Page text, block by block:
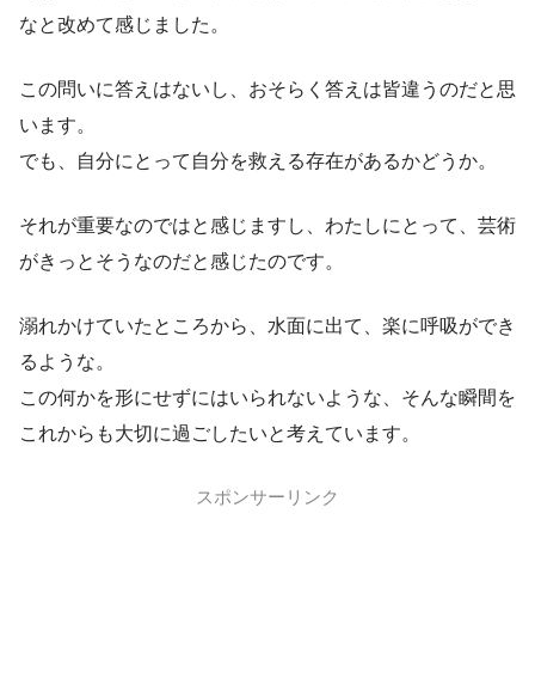
なと改めて感じました。
この問いに答えはないし、おそらく答えは皆違うのだと思
います。
でも、自分にとって自分を救える存在があるかどうか。
それが重要なのではと感じますし、わたしにとって、芸術
がきっとそうなのだと感じたのです。
溺れかけていたところから、水面に出て、楽に呼吸ができ
るような。
この何かを形にせずにはいられないような、そんな瞬間を
これからも大切に過ごしたいと考えています。
スポンサーリンク